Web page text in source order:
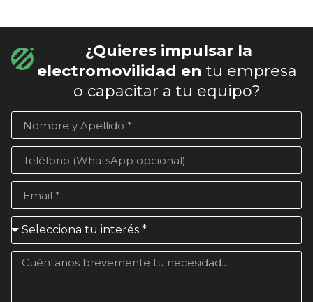
¿Quieres impulsar la
electromovilidad en tu empresa
o capacitar a tu equipo?